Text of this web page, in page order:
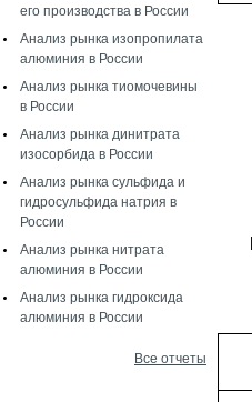
его производства в России
Анализ рынка изопропилата
алюминия в России
Анализ рынка тиомочевины
в России
Анализ рынка динитрата
изосорбида в России
Анализ рынка сульфида и
гидросульфида натрия в
России
Анализ рынка нитрата
алюминия в России
Анализ рынка гидроксида
алюминия в России
Все отчеты